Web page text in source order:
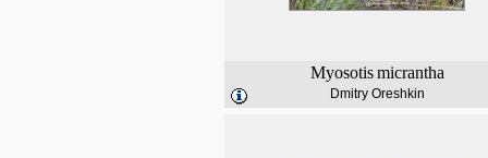
Myosotis micrantha
Dmitry Oreshkin